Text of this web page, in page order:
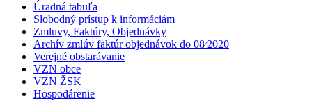
Úradná tabuľa
Slobodný prístup k informáciám
Zmluvy, Faktúry, Objednávky
Archív zmlúv faktúr objednávok do 08⁄2020
Verejné obstarávanie
VZN obce
VZN ŽSK
Hospodárenie